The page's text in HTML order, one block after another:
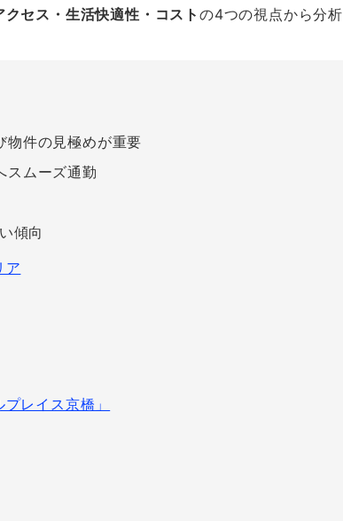
クセス・生活快適性・コストの4つの視点から分
物件の見極めが重要
スムーズ通勤
傾向
ア
レイス京橋」